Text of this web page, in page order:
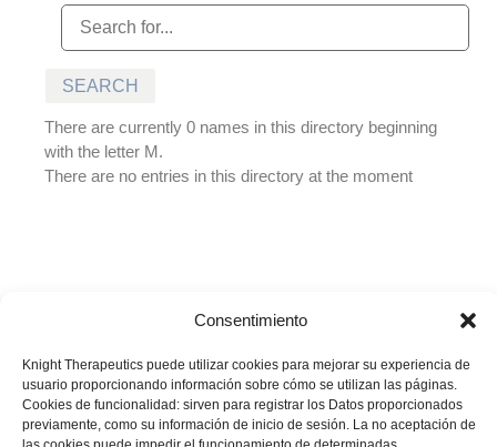
Consentimiento
Knight Therapeutics puede utilizar cookies para mejorar su experiencia de
usuario proporcionando información sobre cómo se utilizan las páginas.
Cookies de funcionalidad: sirven para registrar los Datos proporcionados
previamente, como su información de inicio de sesión. La no aceptación de
There are currently 0 names in this directory beginning
with the letter M.
There are no entries in this directory at the moment
© Biotoscana Ecuador S.A. Todos los derechos reservados.
La información presentada es desarrollada con un propósito
informativo y no debe ser utilizada para realizar diagnósticos o definir
el tratamiento para alguna condición médica. Recuerde siempre